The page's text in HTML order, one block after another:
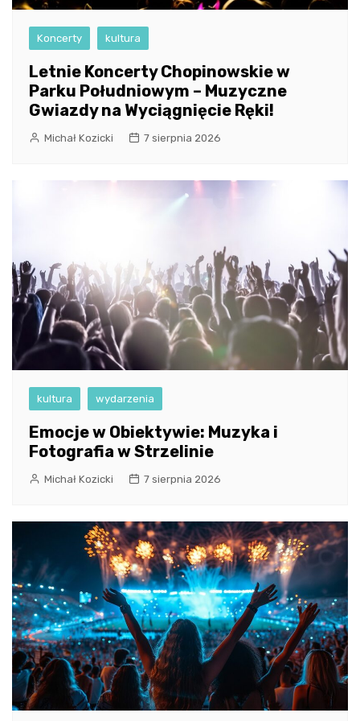
Koncerty kultura
Letnie Koncerty Chopinowskie w
Parku Południowym – Muzyczne
Gwiazdy na Wyciągnięcie Ręki!
Michał Kozicki 7 sierpnia 2026
kultura wydarzenia
Emocje w Obiektywie: Muzyka i
Fotografia w Strzelinie
Michał Kozicki 7 sierpnia 2026